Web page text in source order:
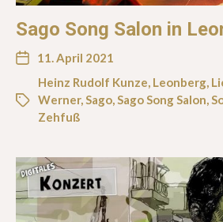
Sago Song Salon in
11. April 2021
Heinz Rudolf Kunze, Leonberg,
Werner,Sago,Sago Song Salon,
Zehfuß